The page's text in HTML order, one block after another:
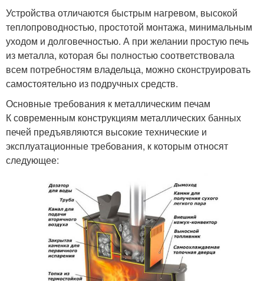
Устройства отличаются быстрым нагревом, высокой
теплопроводностью, простотой монтажа, минимальным
уходом и долговечностью. А при желании простую печь
из металла, которая бы полностью соответствовала
всем потребностям владельца, можно сконструировать
самостоятельно из подручных средств.
Основные требования к металлическим печам
К современным конструкциям металлических банных
печей предъявляются высокие технические и
эксплуатационные требования, к которым относят
следующее: